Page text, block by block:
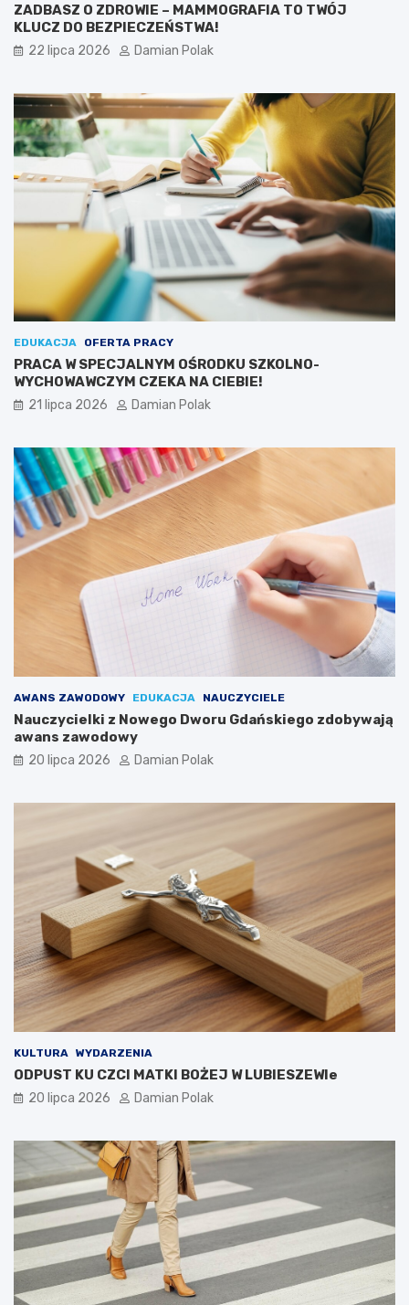
ZADBASZ O ZDROWIE – MAMMOGRAFIA TO TWÓJ
KLUCZ DO BEZPIECZEŃSTWA!
22 lipca 2026 Damian Polak
EDUKACJA OFERTA PRACY
PRACA W SPECJALNYM OŚRODKU SZKOLNO-
WYCHOWAWCZYM CZEKA NA CIEBIE!
21 lipca 2026 Damian Polak
AWANS ZAWODOWY EDUKACJA NAUCZYCIELE
Nauczycielki z Nowego Dworu Gdańskiego zdobywają
awans zawodowy
20 lipca 2026 Damian Polak
KULTURA WYDARZENIA
ODPUST KU CZCI MATKI BOŻEJ W LUBIESZEWIe
20 lipca 2026 Damian Polak